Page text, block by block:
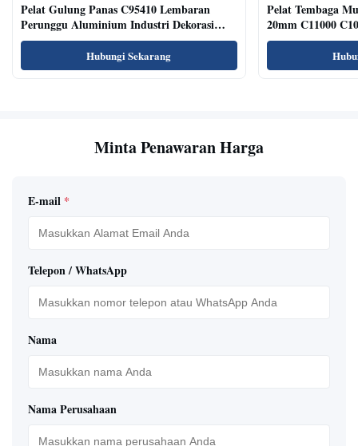
Pelat Gulung Panas C95410 Lembaran
Perunggu Aluminium Industri Dekorasi
Permukaan Sikat
Hubungi Sekarang
Pelat Tembaga
20mm C11000
Minta Penawaran Harga
E-mail *
Telepon / WhatsApp
Nama
Nama Perusahaan